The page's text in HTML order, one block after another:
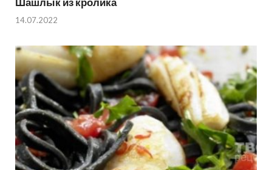
14.07.2022